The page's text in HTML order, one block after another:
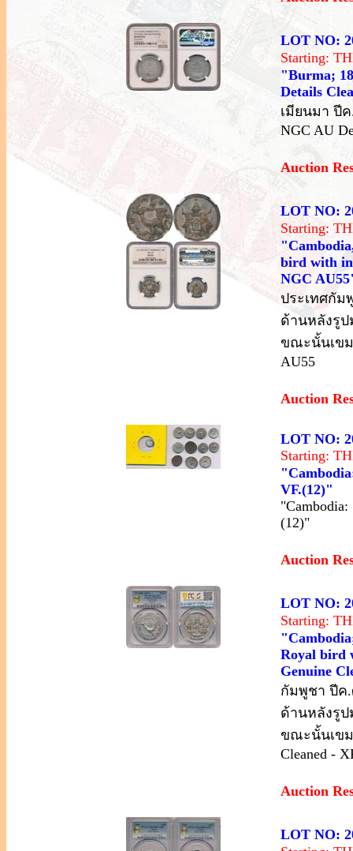
LOT NO:
Starting:
"Burma;
Details
เมียนมา ปี
NGC AU
Auction
LOT NO:
Starting:
bird with
NGC
ประเทศกัม
ด้านหลังรูป
ขณะนั้นเขม
AU55
Auction
LOT NO:
Starting:
VF.(12)"
(12)"
Auction
LOT NO:
Starting:
Royal bird
Genuine
กัมพูชา ปีค.
ด้านหลังรูป
ขณะนั้นเขม
Cleaned -
Auction
LOT NO: